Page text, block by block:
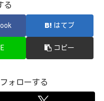
る
はてブ
コピー
ォローする